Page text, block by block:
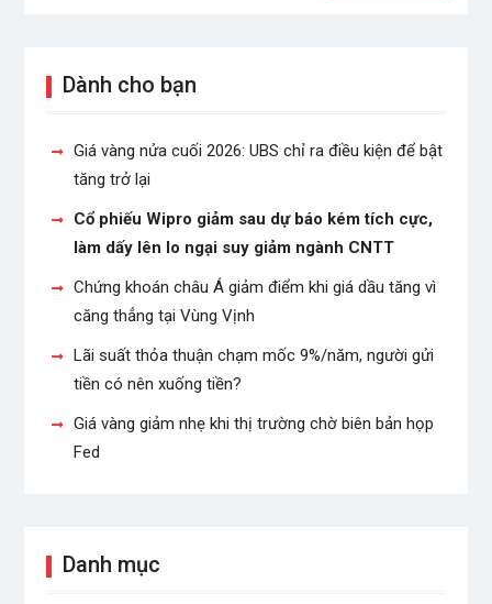
Dành cho bạn
Giá vàng nửa cuối 2026: UBS chỉ ra điều kiện để bật
tăng trở lại
Cổ phiếu Wipro giảm sau dự báo kém tích cực,
làm dấy lên lo ngại suy giảm ngành CNTT
Chứng khoán châu Á giảm điểm khi giá dầu tăng vì
căng thẳng tại Vùng Vịnh
Lãi suất thỏa thuận chạm mốc 9%/năm, người gửi
tiền có nên xuống tiền?
Giá vàng giảm nhẹ khi thị trường chờ biên bản họp
Fed
Danh mục